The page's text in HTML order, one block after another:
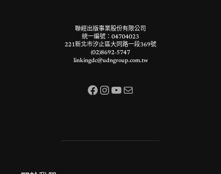
聯經出版事業股份有限公司
統一編號：04704023
221新北市汐止區大同路一段369號
(02)8692-5747
linkingdc@udngroup.com.tw
Facebook InstagramYouTube 電子郵件